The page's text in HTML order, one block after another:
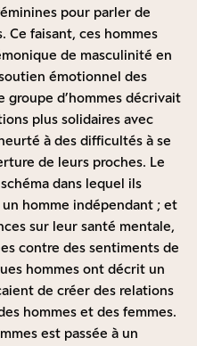
pour parler de
faisant, ces hommes
de masculinité en
émotionnel des
groupe d’hommes décrivait
plus solidaires avec
à des difficultés à se
de leurs proches. Le
dans lequel ils
homme indépendant ; et
sur leur santé mentale,
contre des sentiments de
hommes ont décrit un
de créer des relations
hommes et des femmes.
est passée à un